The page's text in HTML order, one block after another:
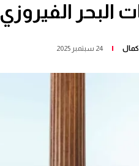
البحر الفيروزي
24 سبتمبر 2025